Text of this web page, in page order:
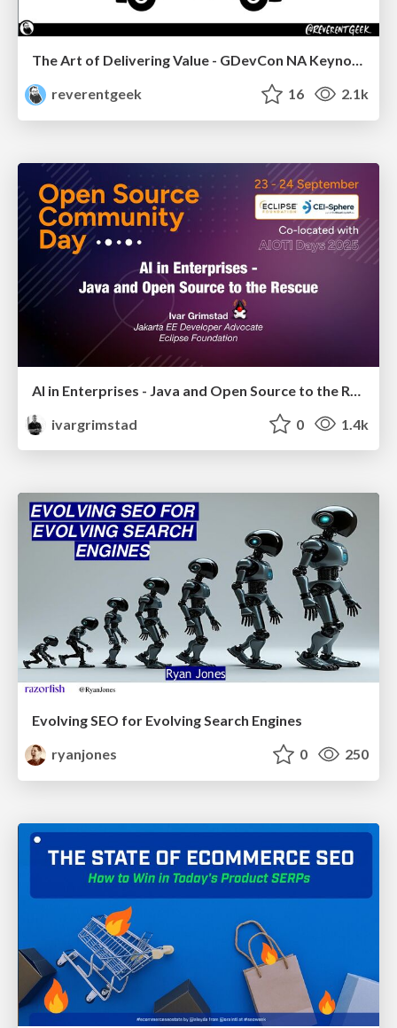
The Art of Delivering Value - GDevCon NA Keynote
reverentgeek
16 2.1k
ivargrimstad
0 1.4k
Evolving SEO for Evolving Search Engines
ryanjones
0 250